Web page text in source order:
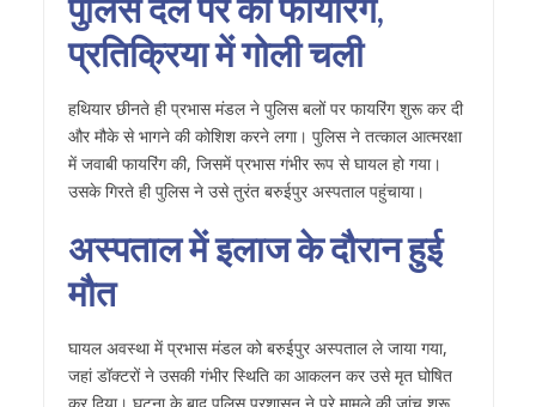
पुलिस दल पर की फायरिंग,
प्रतिक्रिया में गोली चली
हथियार छीनते ही प्रभास मंडल ने पुलिस बलों पर फायरिंग शुरू कर दी
और मौके से भागने की कोशिश करने लगा। पुलिस ने तत्काल आत्मरक्षा
में जवाबी फायरिंग की, जिसमें प्रभास गंभीर रूप से घायल हो गया।
उसके गिरते ही पुलिस ने उसे तुरंत बरुईपुर अस्पताल पहुंचाया।
अस्पताल में इलाज के दौरान हुई
मौत
घायल अवस्था में प्रभास मंडल को बरुईपुर अस्पताल ले जाया गया,
जहां डॉक्टरों ने उसकी गंभीर स्थिति का आकलन कर उसे मृत घोषित